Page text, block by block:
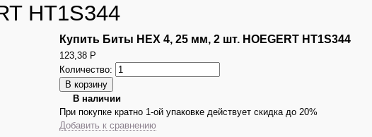
HT1S344
Купить Биты HEX 4, 25 мм, 2 шт. HOEGERT HT1S344
123,38 Р
Количество:
В наличии
При покупке кратно 1-ой упаковке действует скидка до 20%
Добавить к сравнению